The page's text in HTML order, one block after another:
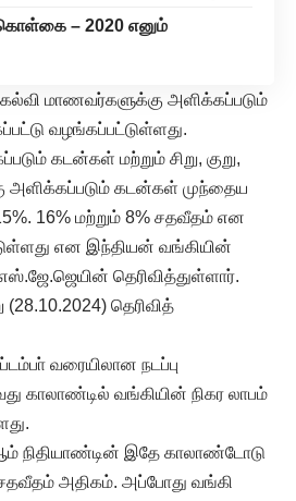
கொள்கை – 2020 எனும்
மாணவர்களுக்கு அளிக்கப்படும்
வழங்கப்பட்டுள்ளது.
கடன்கள் மற்றும் சிறு, குறு,
அளிக்கப்படும் கடன்கள் முந்தைய
16% மற்றும் 8% சதவீதம் என
என இந்தியன் வங்கியின்
தெரிவித்துள்ளார்.
(28.10.2024) தெரிவித்
வரையிலான நடப்பு
காலாண்டில் வங்கியின் நிகர லாபம்
நிதியாண்டின் இதே காலாண்டோடு
சதவீதம் அதிகம். அப்போது வங்கி